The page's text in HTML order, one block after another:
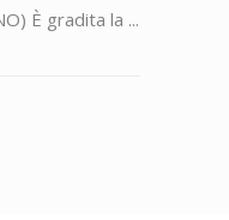
È gradita la